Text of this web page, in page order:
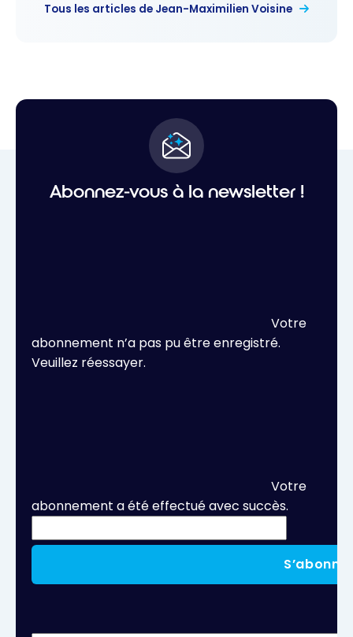
Tous les articles de Jean-Maximilien Voisine
Abonnez-vous à la newsletter !
Votre
abonnement n’a pas pu être enregistré.
Veuillez réessayer.
Votre
abonnement a été effectué avec succès.